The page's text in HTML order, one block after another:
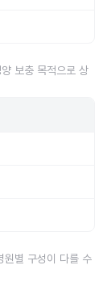
보충 목적으로 상
원별 구성이 다를 수